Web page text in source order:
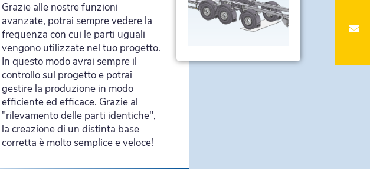
Grazie alle nostre funzioni
avanzate, potrai sempre vedere la
frequenza con cui le parti uguali
vengono utilizzate nel tuo progetto.
In questo modo avrai sempre il
controllo sul progetto e potrai
gestire la produzione in modo
efficiente ed efficace. Grazie al
"rilevamento delle parti identiche",
la creazione di un distinta base
corretta è molto semplice e veloce!